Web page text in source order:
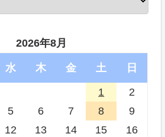
2026年8月
水 木 金 土 日
1
2
5 6 7 8
9
12 13 14 15
16